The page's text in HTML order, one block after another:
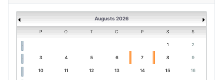
Augusts 2026
P O T C P S S
1 2
3 4 5 6 7 8 9
10 11 12 13 14 15 16